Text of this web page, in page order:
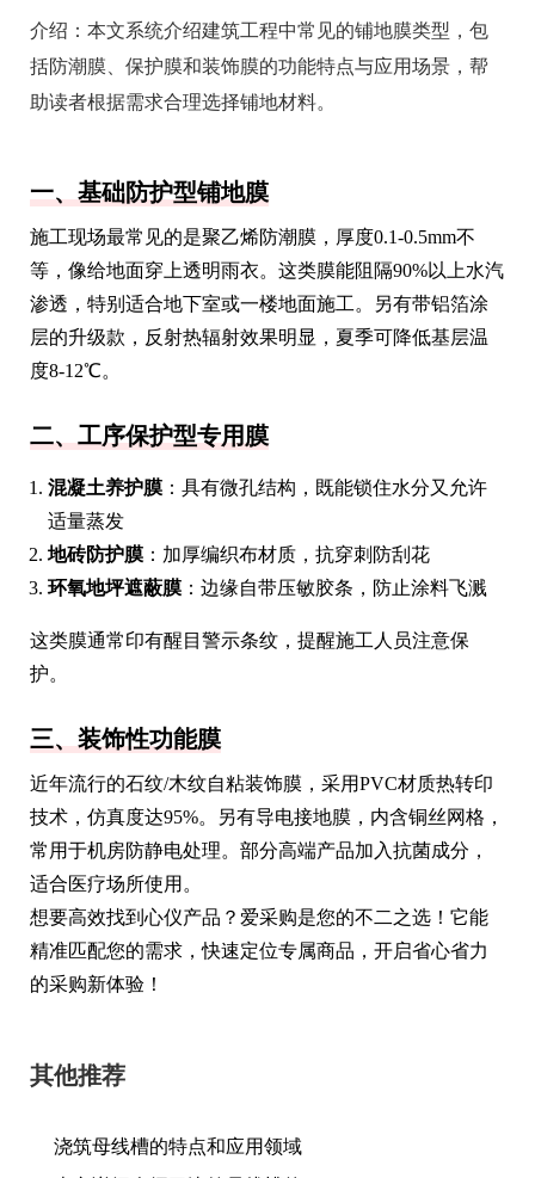
介绍： 本文系统介绍建筑工程中常见的铺地膜类型，包
括防潮膜、保护膜和装饰膜的功能特点与应用场景，帮
助读者根据需求合理选择铺地材料。
一、基础防护型铺地膜
施工现场最常见的是聚乙烯防潮膜，厚度0.1-0.5mm不
等，像给地面穿上透明雨衣。这类膜能阻隔90%以上水汽
渗透，特别适合地下室或一楼地面施工。另有带铝箔涂
层的升级款，反射热辐射效果明显，夏季可降低基层温
度8-12℃。
二、工序保护型专用膜
混凝土养护膜 ：具有微孔结构，既能锁住水分又允许
适量蒸发
地砖防护膜 ：加厚编织布材质，抗穿刺防刮花
环氧地坪遮蔽膜 ：边缘自带压敏胶条，防止涂料飞溅
这类膜通常印有醒目警示条纹，提醒施工人员注意保
护。
三、装饰性功能膜
近年流行的石纹/木纹自粘装饰膜，采用PVC材质热转印
技术，仿真度达95%。另有导电接地膜，内含铜丝网格，
常用于机房防静电处理。部分高端产品加入抗菌成分，
适合医疗场所使用。
想要高效找到心仪产品？爱采购是您的不二之选！它能
精准匹配您的需求，快速定位专属商品，开启省心省力
的采购新体验！
其他推荐
浇筑母线槽的特点和应用领域